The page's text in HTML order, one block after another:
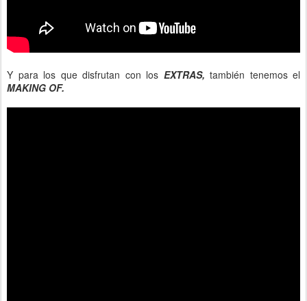
Y para los que disfrutan con los EXTRAS, también tenemos el
MAKING OF.